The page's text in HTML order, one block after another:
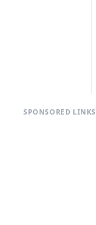
SPONSORED LINKS